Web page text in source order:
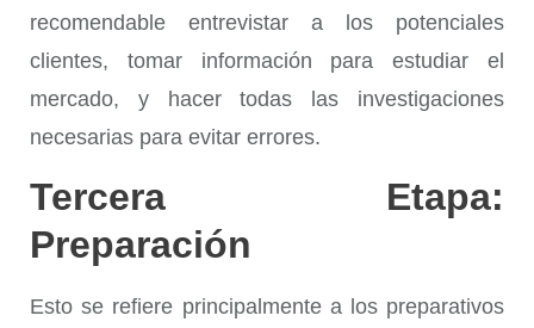
recomendable entrevistar a los potenciales
clientes, tomar información para estudiar el
mercado, y hacer todas las investigaciones
necesarias para evitar errores.
Tercera Etapa:
Preparación
Esto se refiere principalmente a los preparativos